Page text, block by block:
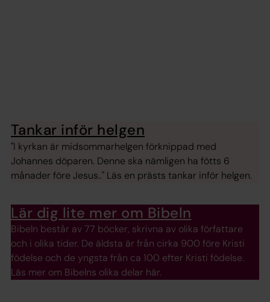
Tankar inför helgen
"I kyrkan är midsommarhelgen förknippad med
Johannes döparen. Denne ska nämligen ha fötts 6
månader före Jesus.." Läs en prästs tankar inför helgen.
Lär dig lite mer om Bibeln
Bibeln består av 77 böcker, skrivna av olika författare
och i olika tider. De äldsta är från cirka 900 före Kristi
födelse och de yngsta från ca 100 efter Kristi födelse.
Läs mer om Bibelns olika delar här.